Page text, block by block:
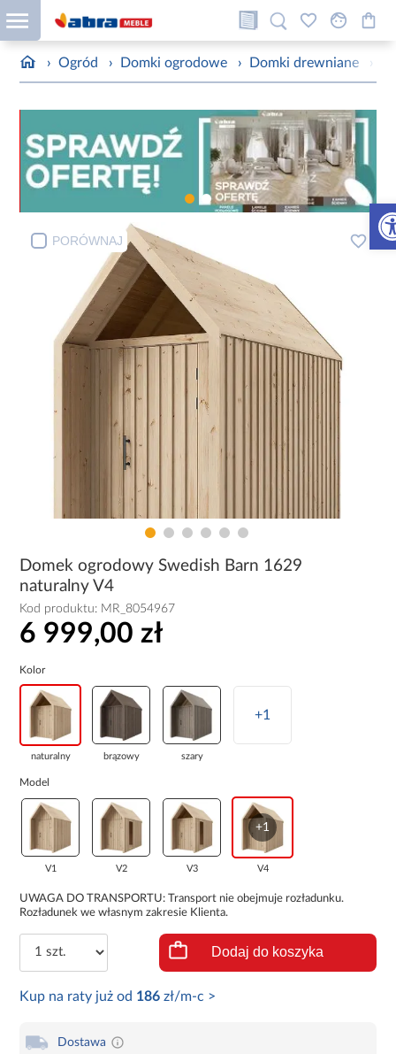
› Ogród › Domki ogrodowe › Domki drewniane ›
PORÓWNAJ
Domek ogrodowy Swedish Barn 1629
naturalny V4
Kod produktu: MR_8054967
6 999,00 zł
Kolor
naturalny brązowy szary
+1
Model
V1 V2 V3
+1
V4
UWAGA DO TRANSPORTU: Transport nie obejmuje rozładunku.
Rozładunek we własnym zakresie Klienta.
Dodaj do koszyka
Kup na raty już od 186 zł/m-c >
Dostawa